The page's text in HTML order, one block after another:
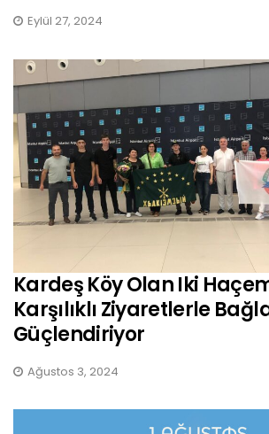
Eylül 27, 2024
Kardeş Köy Olan Iki
Karşılıklı Ziyaretlerle
Güçlendiriyor
Ağustos 3, 2024